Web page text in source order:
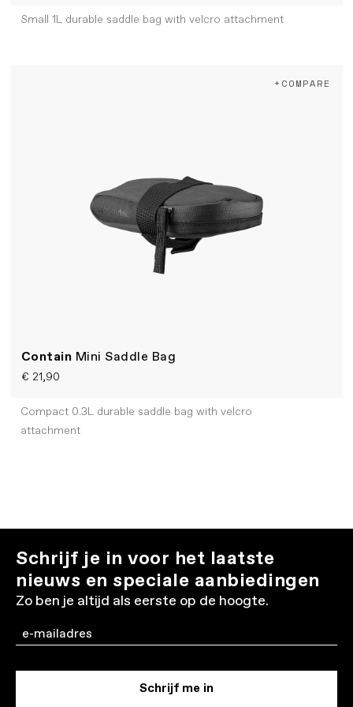
Small 1L durable saddle bag with velcro attachment
Contain Mini Saddle Bag
€ 21,90
+COMPARE
Compact 0.3L durable saddle bag with velcro
attachment
Schrijf je in voor het laatste
nieuws en speciale aanbiedingen
Zo ben je altijd als eerste op de hoogte.
Email
Schrijf me in